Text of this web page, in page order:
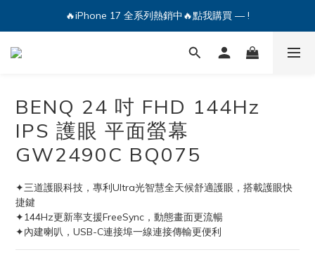
🔥iPhone 17 全系列熱銷中🔥點我購買 — !
💕加入Q哥 Line 新好友領優惠券！🎫
🔥iPhone 17 全系列熱銷中🔥點我購買 — !
BENQ 24 吋 FHD 144Hz
IPS 護眼 平面螢幕
GW2490C BQ075
✦三道護眼科技，專利Ultra光智慧全天候舒適護眼，搭載護眼快
捷鍵
✦144Hz更新率支援FreeSync，動態畫面更流暢
✦內建喇叭，USB-C連接埠一線連接傳輸更便利